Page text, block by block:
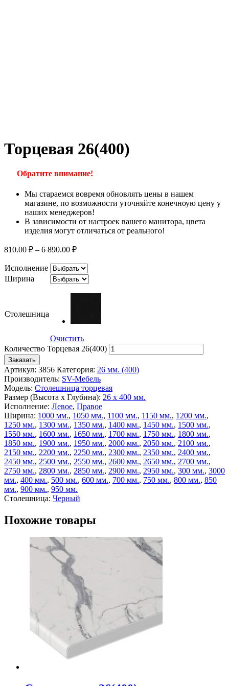
Торцевая 26(400)
Обратите внимание!
Мы стараемся вовремя обновлять цены в нашем
магазине, по возможности уточняйте конечноую цену у
наших менеджеров!
В зависимости от настроек вашего манитора, цвета
изделия могут отличаться от реального!
810.00 ₽ – 6 890.00 ₽
Исполнение
Ширина
Столешница
Очистить
Количество Торцевая 26(400)
Заказать
Артикул: 3856 Категория: 26 мм. (400)
Производитель: SV-Мебель
Модель: Столешница торцевая
Размер (Высота х Глубина): 26 х 400 мм.
Исполнение: Левое, Правое
Ширина: 1000 мм., 1050 мм., 1100 мм., 1150 мм., 1200 мм.,
1250 мм., 1300 мм., 1350 мм., 1400 мм., 1450 мм., 1500 мм.,
1550 мм., 1600 мм., 1650 мм., 1700 мм., 1750 мм., 1800 мм.,
1850 мм., 1900 мм., 1950 мм., 2000 мм., 2050 мм., 2100 мм.,
2150 мм., 2200 мм., 2250 мм., 2300 мм., 2350 мм., 2400 мм.,
2450 мм., 2500 мм., 2550 мм., 2600 мм., 2650 мм., 2700 мм.,
2750 мм., 2800 мм., 2850 мм., 2900 мм., 2950 мм., 300 мм., 3000
мм., 400 мм., 500 мм., 600 мм., 700 мм., 750 мм., 800 мм., 850
мм., 900 мм., 950 мм.
Столешница: Черный
Похожие товары